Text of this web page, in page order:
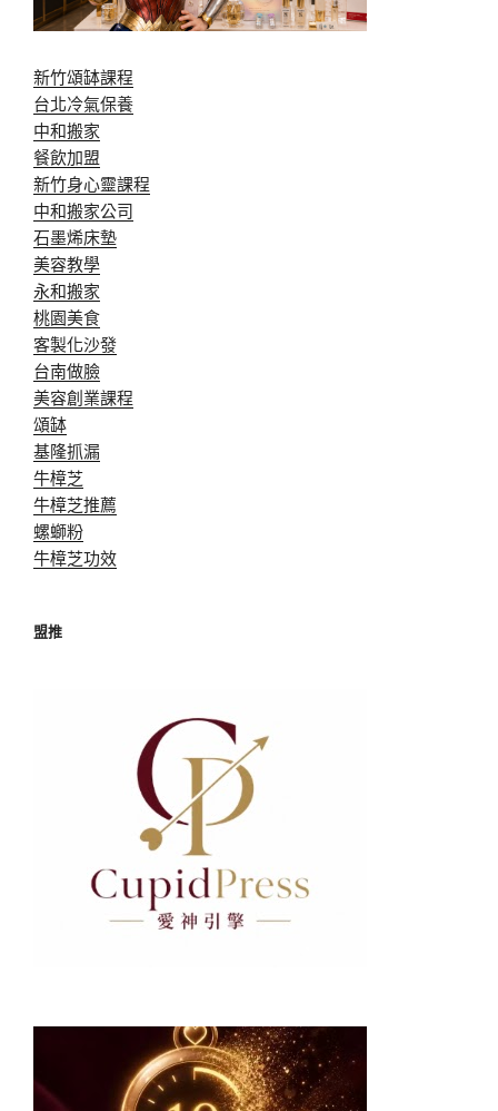
新竹頌缽課程
台北冷氣保養
中和搬家
餐飲加盟
新竹身心靈課程
中和搬家公司
石墨烯床墊
美容教學
永和搬家
桃園美食
客製化沙發
台南做臉
美容創業課程
頌缽
基隆抓漏
牛樟芝
牛樟芝推薦
螺螄粉
牛樟芝功效
盟推